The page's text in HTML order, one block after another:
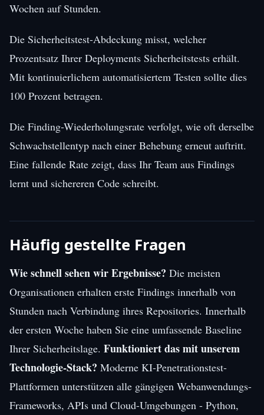
Wochen auf Stunden.
Die Sicherheitstest-Abdeckung misst, welcher
Prozentsatz Ihrer Deployments Sicherheitstests erhält.
Mit kontinuierlichem automatisiertem Testen sollte dies
100 Prozent betragen.
Die Finding-Wiederholungsrate verfolgt, wie oft derselbe
Schwachstellentyp nach einer Behebung erneut auftritt.
Eine fallende Rate zeigt, dass Ihr Team aus Findings
lernt und sichereren Code schreibt.
Häufig gestellte Fragen
Wie schnell sehen wir Ergebnisse? Die meisten
Organisationen erhalten erste Findings innerhalb von
Stunden nach Verbindung ihres Repositories. Innerhalb
der ersten Woche haben Sie eine umfassende Baseline
Ihrer Sicherheitslage. Funktioniert das mit unserem
Technologie-Stack? Moderne KI-Penetrationstest-
Plattformen unterstützen alle gängigen Webanwendungs-
Frameworks, APIs und Cloud-Umgebungen - Python,